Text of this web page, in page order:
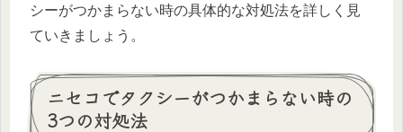
シーがつかまらない時の具体的な対処法を詳しく見
ていきましょう。
ニセコでタクシーがつかまらない時の
3つの対処法